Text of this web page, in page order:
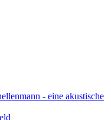
- eine akustische